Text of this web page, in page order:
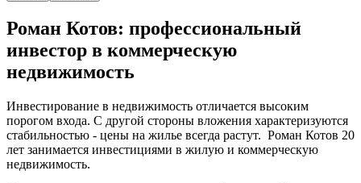
Роман Котов: профессиональный
инвестор в коммерческую
недвижимость
Инвестирование в недвижимость отличается высоким
порогом входа. С другой стороны вложения характеризуются
стабильностью - цены на жилье всегда растут. Роман Котов 20
лет занимается инвестициями в жилую и коммерческую
недвижимость.